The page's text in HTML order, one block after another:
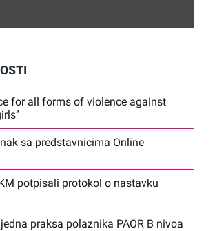
for all forms of violence against
sa predstavnicima Online
potpisali protokol o nastavku
praksa polaznika PAOR B nivoa